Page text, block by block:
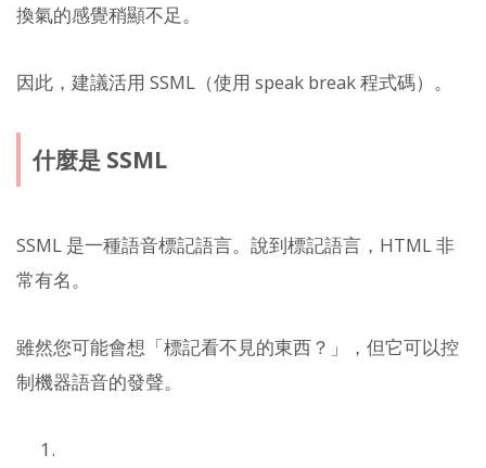
換氣的感覺稍顯不足。
因此，建議活用 SSML（使用 speak break 程式碼）。
什麼是 SSML
SSML 是一種語音標記語言。說到標記語言，HTML 非
常有名。
雖然您可能會想「標記看不見的東西？」，但它可以控
制機器語音的發聲。